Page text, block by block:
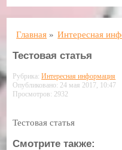
Главная » Интересная
Тестовая статья
Рубрика:Интересная информация
Опубликовано: 24 мая 2017, 10:47
Просмотров: 2932
Тестовая статья
Смотрите также: